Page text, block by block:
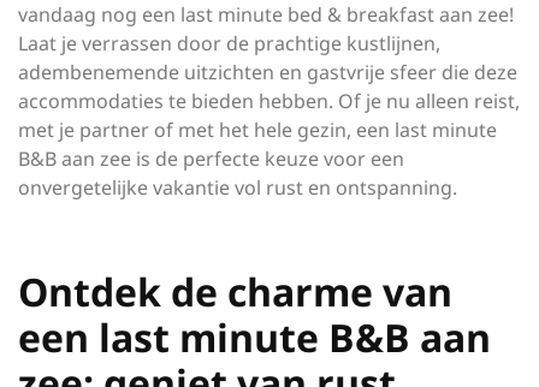
vandaag nog een last minute bed & breakfast aan zee!
Laat je verrassen door de prachtige kustlijnen,
adembenemende uitzichten en gastvrije sfeer die deze
accommodaties te bieden hebben. Of je nu alleen reist,
met je partner of met het hele gezin, een last minute
B&B aan zee is de perfecte keuze voor een
onvergetelijke vakantie vol rust en ontspanning.
Ontdek de charme van
een last minute B&B aan